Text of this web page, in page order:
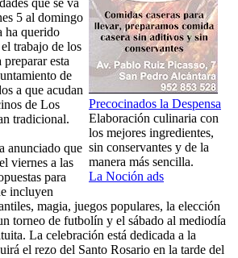
Precocinados la Despensa
Elaboración culinaria con
los mejores ingredientes,
sin conservantes y de la
manera más sencilla.
La Noción ads
que se va
5 al domingo
ha querido
trabajo de los
esta
de
a que acudan
de Los
tradicional.
anunciado que
viernes a las
para
incluyen
magia, juegos populares, la elección
torneo de futbolín y el sábado al mediodía
La celebración está dedicada a la
el rezo del Santo Rosario en la tarde del